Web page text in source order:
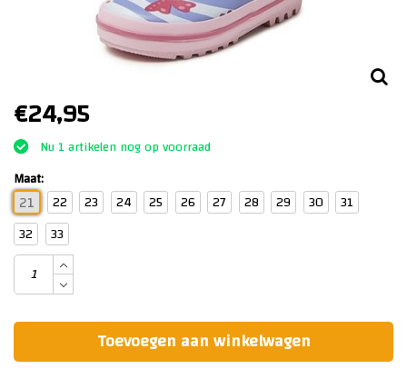
€24,95
Nu 1 artikelen nog op voorraad
Maat:
21 22 23 24 25 26 27 28 29 30
31
32
33
Toevoegen aan winkelwagen